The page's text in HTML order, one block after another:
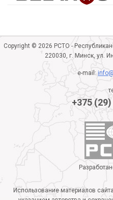
Copyright © 2026 РСТО -
220030, г. Минск, ул.
e-mail:
+375
Использование материалов